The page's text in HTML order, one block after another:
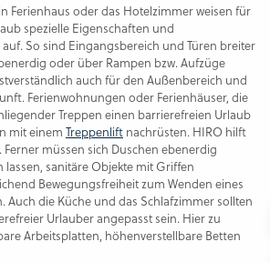
Ferienhaus oder das Hotelzimmer weisen für
spezielle Eigenschaften und
So sind Eingangsbereich und Türen breiter
oder über Rampen bzw. Aufzüge
auch für den Außenbereich und
Ferienwohnungen oder Ferienhäuser, die
Treppen einen barrierefreien Urlaub
mit einem Treppenlift nachrüsten. HIRO hilft
müssen sich Duschen ebenerdig
sanitäre Objekte mit Griffen
Bewegungsfreiheit zum Wenden eines
Auch die Küche und das Schlafzimmer sollten
Urlauber angepasst sein. Hier zu
Arbeitsplatten, höhenverstellbare Betten